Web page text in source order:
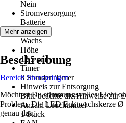
Nein
Stromversorgung
Batterie
Material
Wachs
Höhe
12,5 cm
Timer
8 Stunden Timer
Hinweis zur Entsorgung
Bitte beachte die Hinweise zur
Anzahl Leuchtmittel
1 Stück
Mehr anzeigen
Beschreibung
Bereich überspringen
Möchtest Du stimmungsvolles Licht
Problem. Die LED Echtwachskerze
genau das.